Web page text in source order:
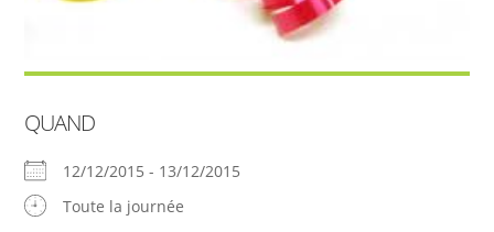
QUAND
12/12/2015 - 13/12/2015
Toute la journée